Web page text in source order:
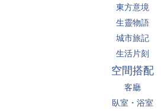
東方意境
生靈物語
城市旅記
生活片刻
空間搭配
客廳
臥室・浴室